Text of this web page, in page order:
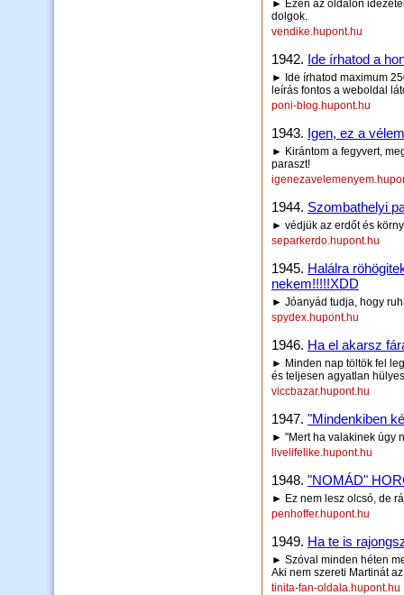
► Ezen az oldalon
dolgok.
vendike.hupont.hu
1942. Ide írhatod a
► Ide írhatod maximum
leírás fontos a weboldal
poni-blog.hupont.hu
1943. Igen, ez a
► Kirántom a fegyvert,
paraszt!
1944. Szombathelyi
► védjük az erdőt és
separkerdo.hupont.hu
1945. Halálra
nekem!!!!!XDD
► Jóanyád tudja, hogy
spydex.hupont.hu
1946. Ha el akarsz
► Minden nap töltök fel
és teljesen agyatlan
viccbazar.hupont.hu
1947. "Mindenkiben
► "Mert ha valakinek úgy
livelifelike.hupont.hu
1948. "NOMÁD"
► Ez nem lesz olcsó, de
penhoffer.hupont.hu
1949. Ha te is
► Szóval minden héten
Aki nem szereti Martinát
tinita-fan-oldala.hupont.hu